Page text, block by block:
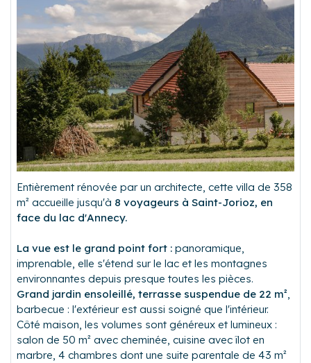
Entièrement rénovée par un architecte, cette villa de 358
m² accueille jusqu'à 8 voyageurs à Saint-Jorioz, en
face du lac d'Annecy.
La vue est le grand point fort : panoramique,
imprenable, elle s'étend sur le lac et les montagnes
environnantes depuis presque toutes les pièces.
Grand jardin ensoleillé, terrasse suspendue de 22 m²,
barbecue : l'extérieur est aussi soigné que l'intérieur.
Côté maison, les volumes sont généreux et lumineux :
salon de 50 m² avec cheminée, cuisine avec îlot en
marbre, 4 chambres dont une suite parentale de 43 m²